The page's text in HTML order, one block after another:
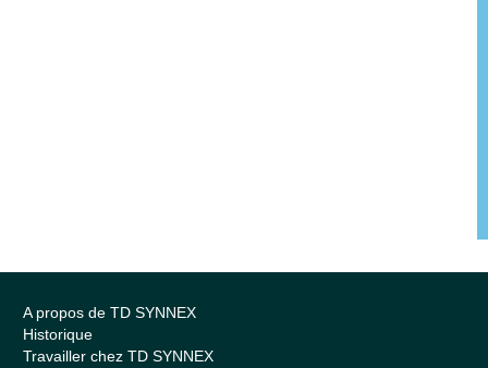
A propos de TD SYNNEX
Historique
Travailler chez TD SYNNEX